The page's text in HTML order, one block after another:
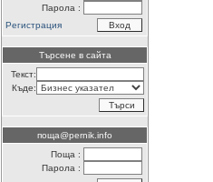
Парола :
Регистрация
Търсене в сайта
Текст:
Къде:
поща@pernik.info
Поща :
Парола :